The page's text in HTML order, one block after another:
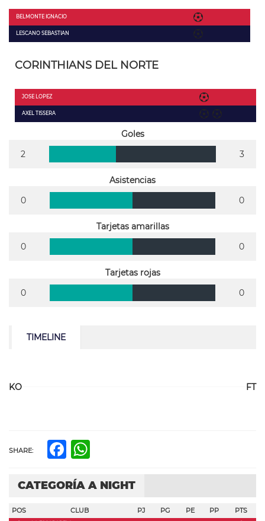
BELMONTE IGNACIO
LESCANO SEBASTIAN
CORINTHIANS DEL NORTE
JOSE LOPEZ
AXEL TISSERA
Goles
2
3
Asistencias
0
0
Tarjetas amarillas
0
0
Tarjetas rojas
0
0
TIMELINE
KO FT
SHARE: Facebook
CATEGORÍA A NIGHT
POS CLUB PJ PG PE PP PTS